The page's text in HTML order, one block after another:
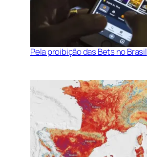
Pela proibição das Bets no Brasil